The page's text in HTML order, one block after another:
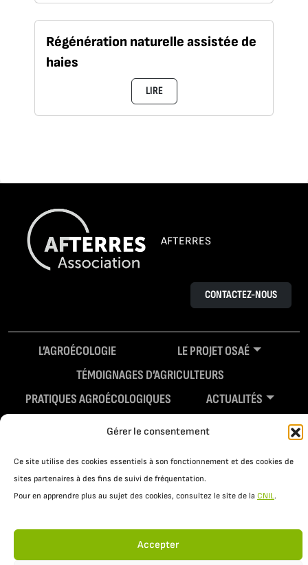
Gérer le consentement
Ce site utilise des cookies essentiels à son fonctionnement et des cookies de
sites partenaires à des fins de suivi de fréquentation.
Pour en apprendre plus au sujet des cookies, consultez le site de la CNIL.
Accepter
Régénération naturelle assistée de
haies
LIRE
AFTERRES
CONTACTEZ-NOUS
L’AGROÉCOLOGIE
LE PROJET OSAÉ
TÉMOIGNAGES D’AGRICULTEURS
PRATIQUES AGROÉCOLOGIQUES
ACTUALITÉS
RESSOURCES